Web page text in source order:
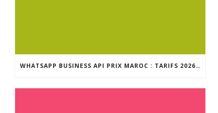
WHATSAPP BUSINESS API PRIX MAROC : TARIFS 2026 ET GUIDE COMPLET